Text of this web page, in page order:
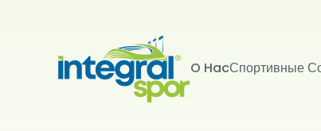
O HacСпортивные
Проекты Все проекты